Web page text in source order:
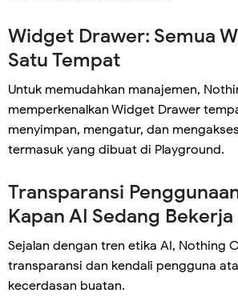
Widget Drawer: Semua
Satu Tempat
Untuk memudahkan manajemen,
memperkenalkan Widget Drawer
menyimpan, mengatur, dan
termasuk yang dibuat di Playground.
Transparansi
Kapan AI Sedang Bekerja
Sejalan dengan tren etika AI, Nothing
transparansi dan kendali pengguna
kecerdasan buatan.